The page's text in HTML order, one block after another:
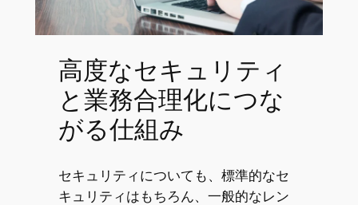
高度なセキュリティ
と業務合理化につな
がる仕組み
セキュリティについても、標準的なセ
キュリティはもちろん、一般的なレン